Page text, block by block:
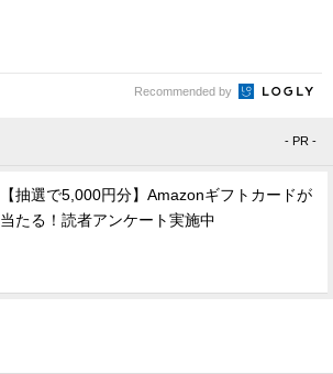
Recommended by
- PR -
【抽選で5,000円分】Amazonギフトカードが
当たる！読者アンケート実施中